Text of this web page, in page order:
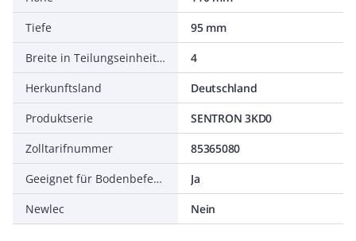
Tiefe
95 mm
Breite in Teilungseinheiten
4
Herkunftsland
Deutschland
Produktserie
SENTRON 3KD0
Zolltarifnummer
85365080
Geeignet für Bodenbefestigung
Ja
Newlec
Nein